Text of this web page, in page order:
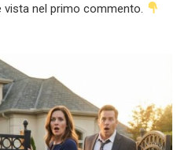
nel primo commento.